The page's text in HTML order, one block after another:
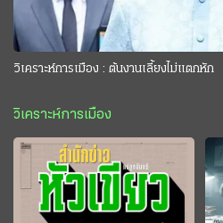
วิเคราะห์การเมือง : ต้นงานเลี้ยงไม่แตกหัก
วิเคราะห์การเมือง